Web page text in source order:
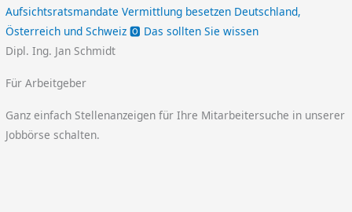
Aufsichtsratsmandate Vermittlung besetzen Deutschland,
Österreich und Schweiz 🅾️ Das sollten Sie wissen
Dipl. Ing. Jan Schmidt
Für Arbeitgeber
Ganz einfach Stellenanzeigen für Ihre Mitarbeitersuche in unserer
Jobbörse schalten.